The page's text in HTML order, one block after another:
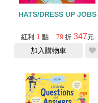
HATS/DRESS UP JOBS
紅利 1 點 79 折 347元
加入購物車